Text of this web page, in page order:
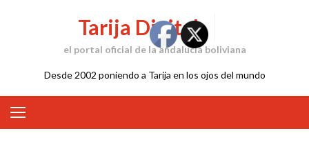
Tarija Digital
el portal oficial de la andalucía boliviana
Desde 2002 poniendo a Tarija en los ojos del mundo